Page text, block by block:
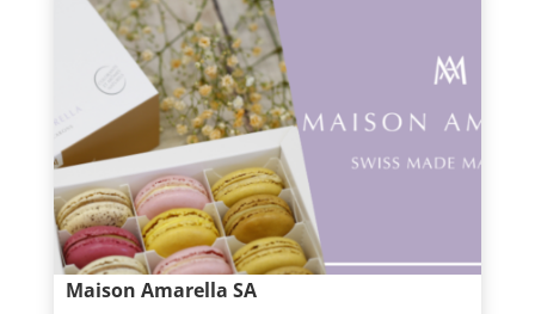
Maison Amarella SA